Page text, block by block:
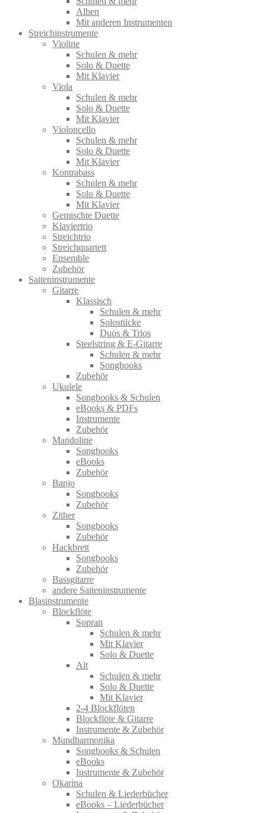
Alben
Mit anderen Instrumenten
Streichinstrumente
Violine
Schulen & mehr
Solo & Duette
Mit Klavier
Viola
Schulen & mehr
Solo & Duette
Mit Klavier
Violoncello
Schulen & mehr
Solo & Duette
Mit Klavier
Kontrabass
Schulen & mehr
Solo & Duette
Mit Klavier
Gemischte Duette
Klaviertrio
Streichtrio
Streichquartett
Ensemble
Zubehör
Saiteninstrumente
Gitarre
Klassisch
Schulen & mehr
Solostücke
Duos & Trios
Steelstring & E-Gitarre
Schulen & mehr
Songbooks
Zubehör
Ukulele
Songbooks & Schulen
eBooks & PDFs
Instrumente
Zubehör
Mandoline
Songbooks
eBooks
Zubehör
Banjo
Songbooks
Zubehör
Zither
Songbooks
Zubehör
Hackbrett
Songbooks
Zubehör
Bassgitarre
andere Saiteninstrumente
Blasinstrumente
Blockflöte
Sopran
Schulen & mehr
Mit Klavier
Solo & Duette
Alt
Schulen & mehr
Solo & Duette
Mit Klavier
2-4 Blockflöten
Blockflöte & Gitarre
Instrumente & Zubehör
Mundharmonika
Songbooks & Schulen
eBooks
Instrumente & Zubehör
Okarina
Schulen & Liederbücher
eBooks – Liederbücher